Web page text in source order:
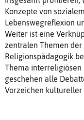
Konzepte von
Lebenswegreflexion
Weiter ist eine
zentralen Themen
Religionspädagogik
Thema interreligiösen
geschehen alle
Vorzeichen